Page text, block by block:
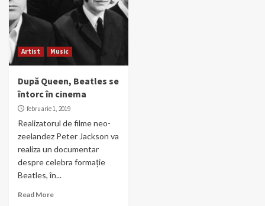
Artist Music
După Queen, Beatles se
întorc în cinema
februarie 1, 2019
Realizatorul de filme neo-
zeelandez Peter Jackson va
realiza un documentar
despre celebra formație
Beatles, în...
Read More